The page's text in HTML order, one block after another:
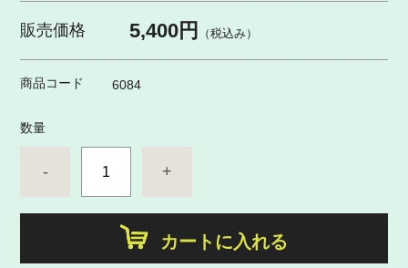
販売価格 5,400円 （税込み）
商品コード 6084
数量
- +
カートに入れる